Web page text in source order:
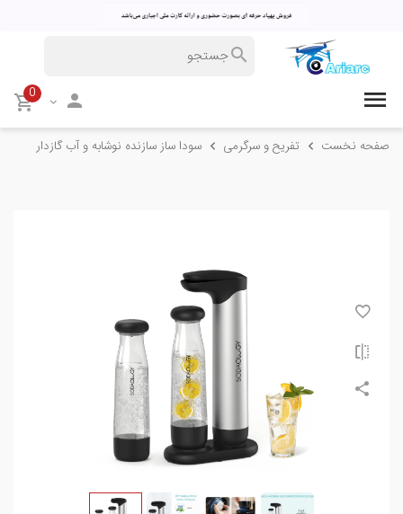
0
صفحه نخست تفریح و سرگرمی سودا ساز سازنده نوشابه و آب گازدار